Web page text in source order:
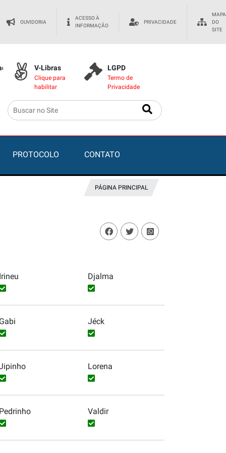
OUVIDORIA
ACESSO À
INFORMAÇÃO
PRIVACIDADE
MAPA
DO
SITE
V-Libras
Clique para
habilitar
LGPD
Termo de
Privacidade
PROTOCOLO CONTATO
PÁGINA PRINCIPAL
Djalma
Jéck
Lorena
Valdir